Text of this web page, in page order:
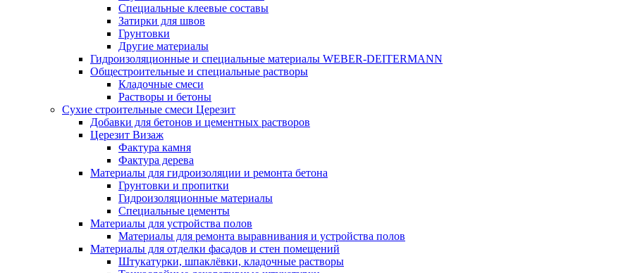
Специальные клеевые составы
Затирки для швов
Грунтовки
Другие материалы
Гидроизоляционные и специальные материалы WEBER-DEITERMANN
Общестроительные и специальные растворы
Кладочные смеси
Растворы и бетоны
Сухие строительные смеси Церезит
Добавки для бетонов и цементных растворов
Церезит Визаж
Фактура камня
Фактура дерева
Материалы для гидроизоляции и ремонта бетона
Грунтовки и пропитки
Гидроизоляционные материалы
Специальные цементы
Материалы для устройства полов
Материалы для ремонта выравнивания и устройства полов
Материалы для отделки фасадов и стен помещений
Штукатурки, шпаклёвки, кладочные растворы